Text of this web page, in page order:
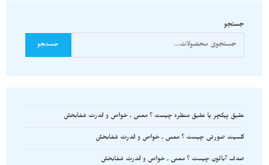
جستجو
جستجو
عقیق پیکچر یا عقیق منظره چیست ؟ معنی , خواص و قدرت شفابخش
کلسیت صورتی چیست ؟ معنی , خواص و قدرت شفابخش
صدف آبالون چیست ؟ معنی , خواص و قدرت شفابخش